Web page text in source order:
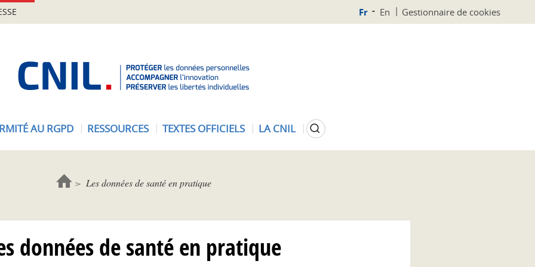
Fr En Gestionnaire de cookies
AU RGPD RESSOURCES TEXTES OFFICIELS LA CNIL Rechercher
Les données de santé en pratique
données de santé en pratique